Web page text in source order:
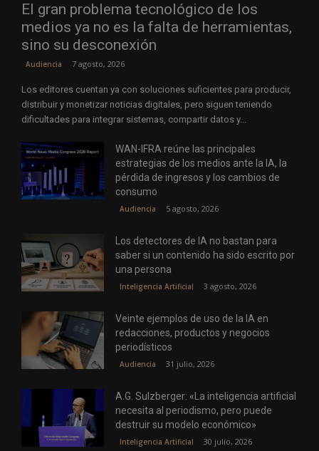
El gran problema tecnológico de los
medios ya no es la falta de herramientas,
sino su desconexión
Audiencia 7 agosto, 2026
Los editores cuentan ya con soluciones suficientes para producir,
distribuir y monetizar noticias digitales, pero siguen teniendo
dificultades para integrar sistemas, compartir datos y...
WAN-IFRA reúne las principales
estrategias de los medios ante la IA, la
pérdida de ingresos y los cambios de
consumo
Audiencia 5 agosto, 2026
Los detectores de IA no bastan para
saber si un contenido ha sido escrito por
una persona
Inteligencia Artificial 3 agosto, 2026
Veinte ejemplos de uso de la IA en
redacciones, productos y negocios
periodísticos
Audiencia 31 julio, 2026
A.G. Sulzberger: «La inteligencia artificial
necesita al periodismo, pero puede
destruir su modelo económico»
Inteligencia Artificial 30 julio, 2026